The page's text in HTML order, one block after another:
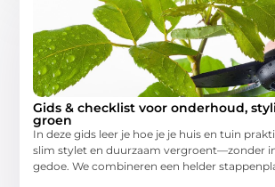
Gids & checklist voor onderhoud,
groen
In deze gids leer je hoe je je huis en tuin
slim stylet en duurzaam vergroent—zonder
gedoe. We combineren een helder